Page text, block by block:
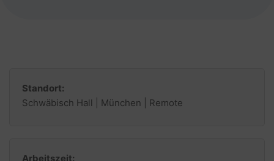
Standort:
Schwäbisch Hall | München | Remote
Arbeitszeit: